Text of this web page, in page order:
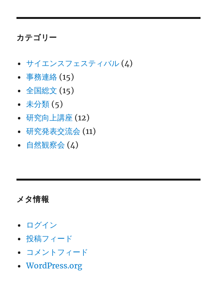
カテゴリー
サイエンスフェスティバル (4)
事務連絡 (15)
全国総文 (15)
未分類 (5)
研究向上講座 (12)
研究発表交流会 (11)
自然観察会 (4)
メタ情報
ログイン
投稿フィード
コメントフィード
WordPress.org